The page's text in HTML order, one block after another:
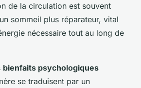
de la circulation est souvent
sommeil plus réparateur, vital
nécessaire tout au long de
bienfaits psychologiques
se traduisent par un